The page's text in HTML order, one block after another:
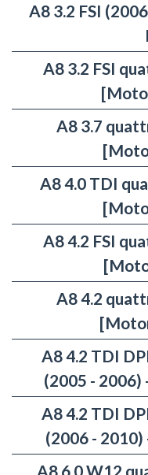
A8 3.2 FSI
A8 3.2 FSI
A8 3.7
A8 4.0 TDI
A8 4.2 FSI
A8 4.2
A8 4.2 TDI
(2005 -
A8 4.2 TDI
(2006 -
A8 6.0 W12